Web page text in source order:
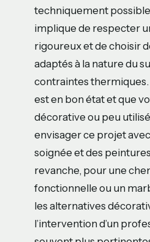
techniquement
implique de respecter
rigoureux et de choisir
adaptés à la nature du
contraintes
est en bon état et que
décorative ou peu
envisager ce projet
soignée et des
revanche, pour une
fonctionnelle ou un
les alternatives
l’intervention d’un